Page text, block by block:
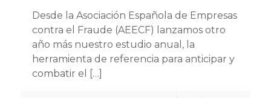
Desde la Asociación Española de Empresas
contra el Fraude (AEECF) lanzamos otro
año más nuestro estudio anual, la
herramienta de referencia para anticipar y
combatir el
[…]